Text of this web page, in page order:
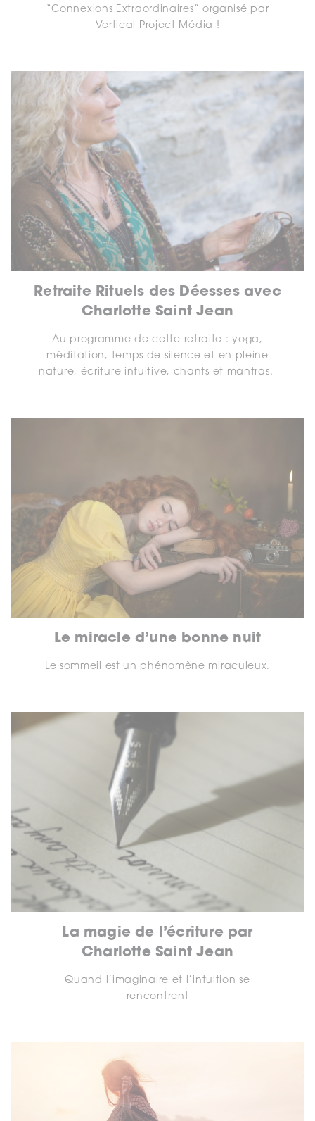
“Connexions Extraordinaires” organisé par
Vertical Project Média !
Retraite Rituels des Déesses avec
Charlotte Saint Jean
Au programme de cette retraite : yoga,
méditation, temps de silence et en pleine
nature, écriture intuitive, chants et mantras.
Le miracle d’une bonne nuit
Le sommeil est un phénomène miraculeux.
La magie de l’écriture par
Charlotte Saint Jean
Quand l’imaginaire et l’intuition se
rencontrent